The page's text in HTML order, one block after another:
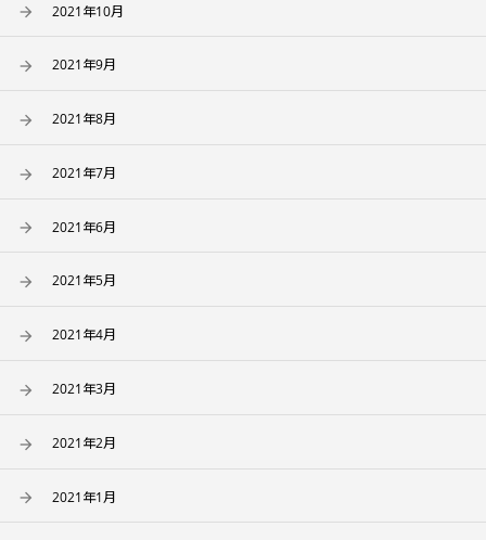
2021年10月
2021年9月
2021年8月
2021年7月
2021年6月
2021年5月
2021年4月
2021年3月
2021年2月
2021年1月